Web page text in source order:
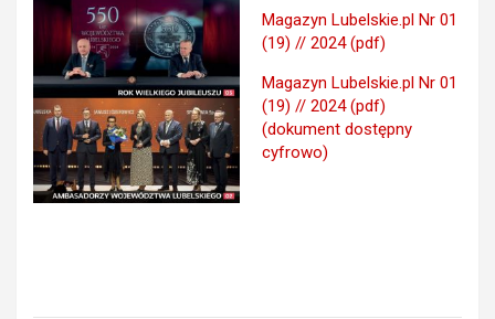
Magazyn Lubelskie.pl Nr 01
(19) // 2024 (pdf)
Magazyn Lubelskie.pl Nr 01
(19) // 2024 (pdf)
(dokument dostępny
cyfrowo)